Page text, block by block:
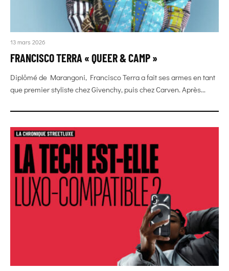
13 mars 2026
FRANCISCO TERRA « QUEER & CAMP »
Diplômé de Marangoni, Francisco Terra a fait ses armes en tant
que premier styliste chez Givenchy, puis chez Carven. Après...